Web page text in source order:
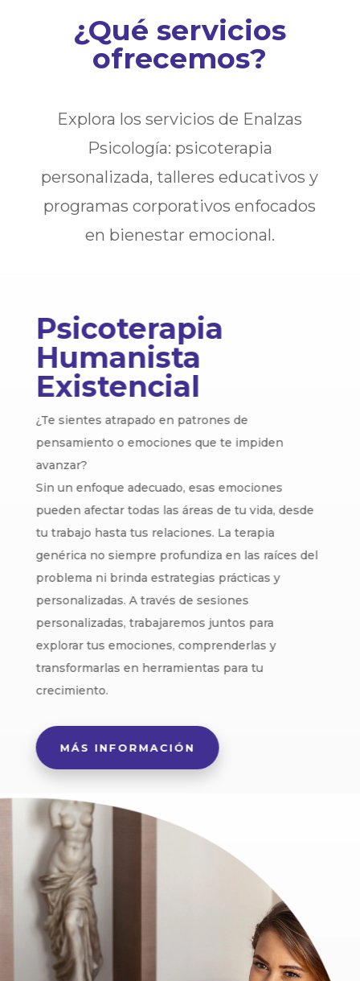
¿Qué servicios
ofrecemos?
Explora los servicios de Enalzas
Psicología: psicoterapia
personalizada, talleres educativos y
programas corporativos enfocados
en bienestar emocional.
Psicoterapia
Humanista
Existencial
¿Te sientes atrapado en patrones de
pensamiento o emociones que te impiden
avanzar?
Sin un enfoque adecuado, esas emociones
pueden afectar todas las áreas de tu vida, desde
tu trabajo hasta tus relaciones. La terapia
genérica no siempre profundiza en las raíces del
problema ni brinda estrategias prácticas y
personalizadas. A través de sesiones
personalizadas, trabajaremos juntos para
explorar tus emociones, comprenderlas y
transformarlas en herramientas para tu
crecimiento.
MÁS INFORMACIÓN